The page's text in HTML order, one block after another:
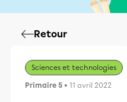
Retour
Sciences et technologies
Primaire 5 • 11 avril 2022